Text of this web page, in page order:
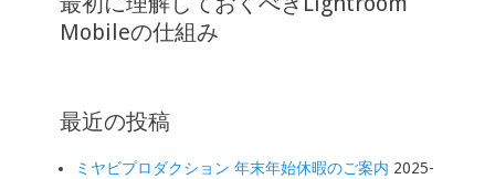
Mobileの仕組み
最近の投稿
ミヤビプロダクション 年末年始休暇のご案内 2025-